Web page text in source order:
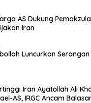
AS Dukung
Iran
Luncurkan
Iran Ayatollah Ali
AS, IRGC Ancam